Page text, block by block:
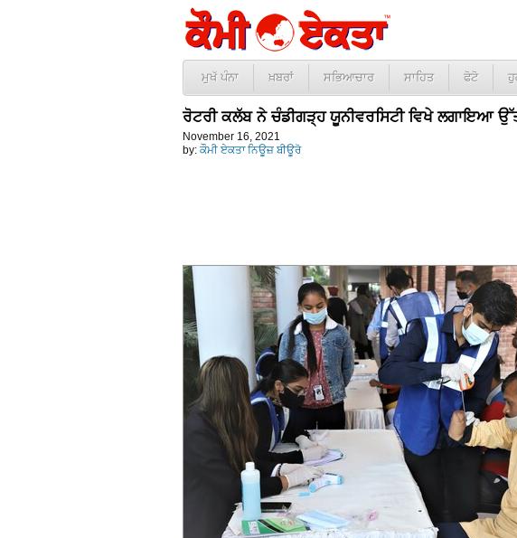
ਮੁਖੱ ਪੰਨਾ ਖ਼ਬਰਾਂ ਸਭਿਆਚਾਰ ਸਾਹਿਤ ਫੋਟੋ
ਰੋਟਰੀ ਕਲੱਬ ਨੇ ਚੰਡੀਗੜ੍ਹ ਯੂਨੀਵਰਸਿਟੀ ਵਿਖੇ ਲਗਾਇਆ
November 16, 2021
by: ਕੌਮੀ ਏਕਤਾ ਨਿਊਜ਼ ਬੀਊਰੋ